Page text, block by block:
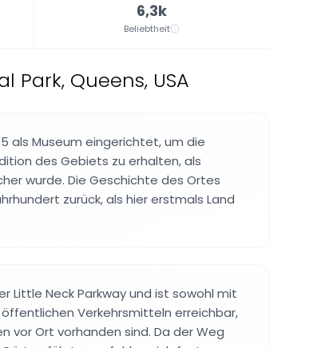
6,3k
Beliebtheit
Queens, USA
als Museum eingerichtet, um die
des Gebiets zu erhalten, als
wurde. Die Geschichte des Ortes
zurück, als hier erstmals Land
Little Neck Parkway und ist sowohl mit
Verkehrsmitteln erreichbar,
vor Ort vorhanden sind. Da der Weg